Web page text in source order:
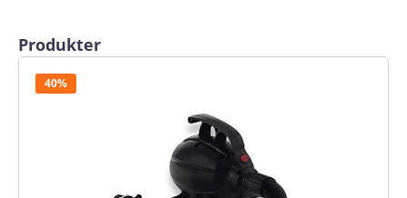
Spring produktgalleriet over
Produkter
40%